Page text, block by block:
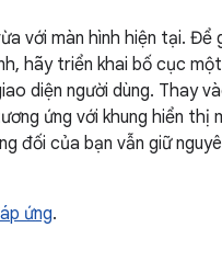
với màn hình hiện tại. Để
hãy triển khai bố cục
diện người dùng. Thay
ứng với khung hiển thị
đối của bạn vẫn giữ
ứng.